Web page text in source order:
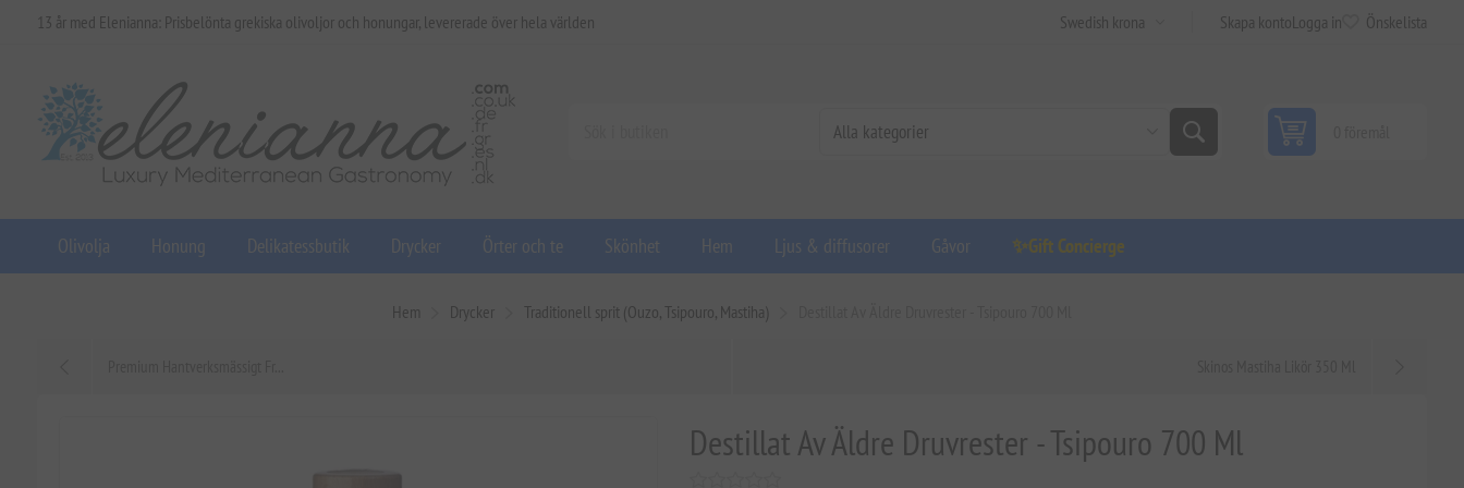
13 år med Elenianna: Prisbelönta grekiska olivoljor och honungar, levererade över hela världen Skapa kontoLogga in Önskelista
Olivolja Honung Delikatessbutik Drycker Örter och te Skönhet Hem Ljus & diffusorer Gåvor ✨Gift Concierge
Hem Drycker Traditionell sprit (Ouzo, Tsipouro, Mastiha)
Destillat Av Äldre Druvrester - Tsipouro 700 Ml